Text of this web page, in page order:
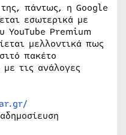
πάντως, η Google
εσωτερικά με
YouTube Premium
μελλοντικά πως
πακέτο
τις ανάλογες